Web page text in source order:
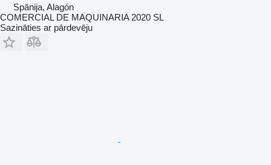
Spānija, Alagón
COMERCIAL DE MAQUINARIA 2020 SL
Sazināties ar pārdevēju